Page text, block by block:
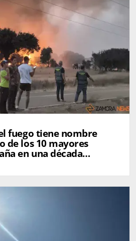
fuego tiene nombre
de los 10 mayores
en una década